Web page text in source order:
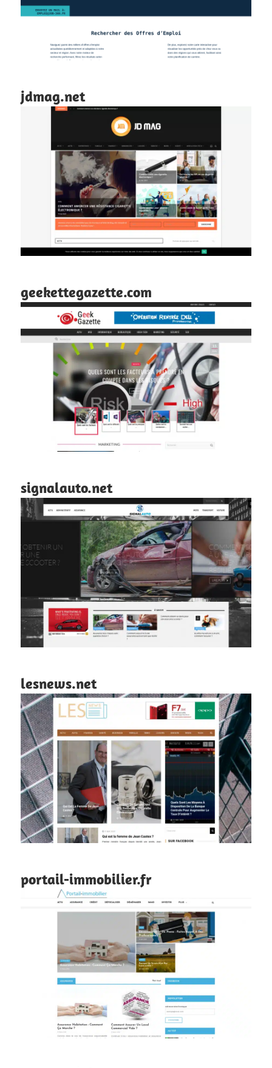
jdmag.net
geekettegazette.com
signalauto.net
lesnews.net
portail-immobilier.fr